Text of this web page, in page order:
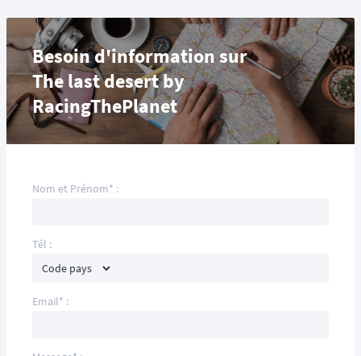
Besoin d'information sur
The last desert by
RacingThePlanet
Nom et Prénom* :
Tél :
Email* :